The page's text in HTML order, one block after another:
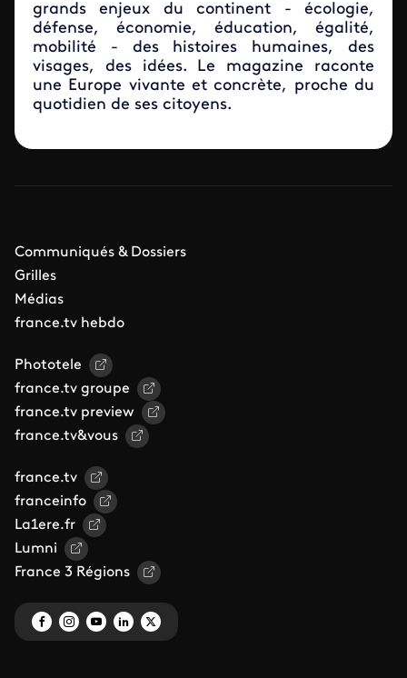
grands enjeux du continent - écologie,
défense, économie, éducation, égalité,
mobilité - des histoires humaines, des
visages, des idées. Le magazine raconte
une Europe vivante et concrète, proche du
quotidien de ses citoyens.
Communiqués & Dossiers
Grilles
Médias
france.tv hebdo
Phototele
france.tv groupe
france.tv preview
france.tv&vous
france.tv
franceinfo
La1ere.fr
Lumni
France 3 Régions